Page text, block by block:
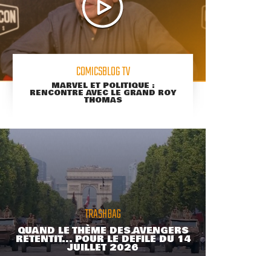
COMICSBLOG TV
MARVEL ET POLITIQUE :
RENCONTRE AVEC LE GRAND ROY
THOMAS
TRASHBAG
QUAND LE THÈME DES AVENGERS
RETENTIT... POUR LE DÉFILÉ DU 14
JUILLET 2026